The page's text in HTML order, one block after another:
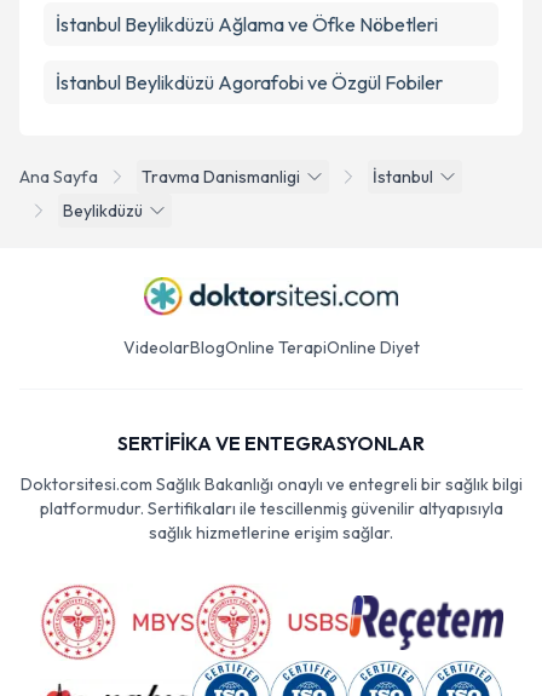
Ana Sayfa Travma Danismanligi
İstanbul
Beylikdüzü
İstanbul Beylikdüzü Ağlama ve Öfke Nöbetleri
İstanbul Beylikdüzü Agorafobi ve Özgül Fobiler
VideolarBlogOnline TerapiOnline Diyet
SERTİFİKA VE ENTEGRASYONLAR
Doktorsitesi.com Sağlık Bakanlığı onaylı ve entegreli bir sağlık bilgi
platformudur. Sertifikaları ile tescillenmiş güvenilir altyapısıyla
sağlık hizmetlerine erişim sağlar.